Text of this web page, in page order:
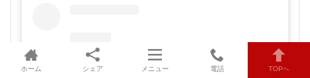
ホーム シェア メニュー 電話 TOPへ